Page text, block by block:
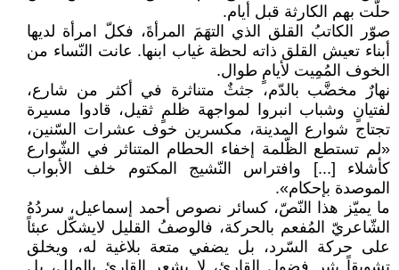
حلَّت بهم الكارثة قبل أيام.
صوّر الكاتبُ القلق الذي التهَمَ المرأةَ، فكلّ امرأة لديها
أبناء تعيش القلق ذاته لحظة غياب ابنها. عانت النّساء من
الخوف المُمِيت لأيامٍ طوال.
نهارٌ مخضَّب بالدّم، جثثٌ متناثرة في أكثر من شارع،
لفتيانٍ وشباب انبروا لمواجهة ظلمٍ ثقيل، قادوا مسيرة
تجتاج شوارع المدينة، مكسرين خوف عشرات السّنين،
«لم تستطع الظّلمة إخفاء الحطام المتناثر في الشّوارع
كأشلاء [...] وافتراس النّشيج المكتوم خلف الأبواب
الموصدة بإحكام».
ما يميّز هذا النّصّ، كسائر نصوص أحمد إسماعيل، سردُهُ
الشّاعريّ المُفعم بالحركة، فالوصفُ القليل لايشكّل عبئاً
على حركة السّرد، بل يضفي متعة بلاغية له، ويخلق